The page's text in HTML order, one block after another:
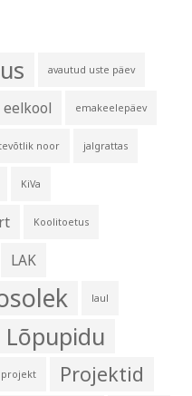
avautud uste päev
eelkool emakeelepäev
noor jalgrattas
KiVa
Koolitoetus
LAK
laul
Lõpupidu
projekt Projektid